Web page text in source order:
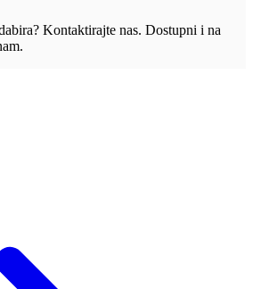
Kontaktirajte nas. Dostupni i na